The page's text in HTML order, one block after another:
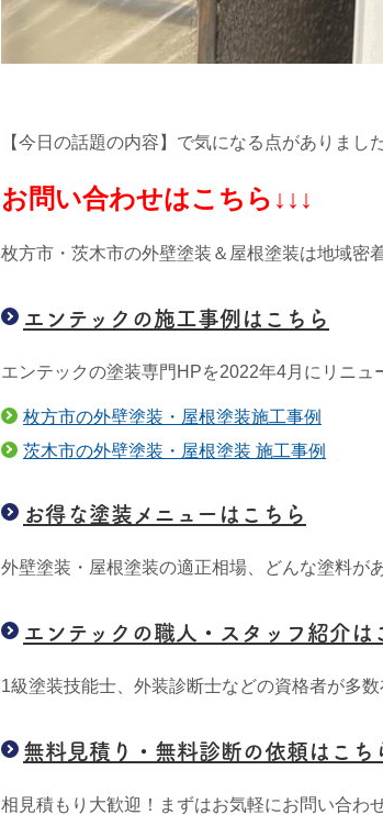
【今日の話題の内容】で気になる点がありまし
お問い合わせはこちら↓↓↓
枚方市・茨木市の外壁塗装＆屋根塗装は地域密
エンテックの施工事例はこちら
エンテックの塗装専門HPを2022年4月にリニ
枚方市の外壁塗装・屋根塗装施工事例
茨木市の外壁塗装・屋根塗装 施工事例
お得な塗装メニューはこちら
外壁塗装・屋根塗装の適正相場、どんな塗料が
エンテックの職人・スタッフ紹介は
1級塗装技能士、外装診断士などの資格者が多
無料見積り・無料診断の依頼はこち
相見積もり大歓迎！まずはお気軽にお問い合わ